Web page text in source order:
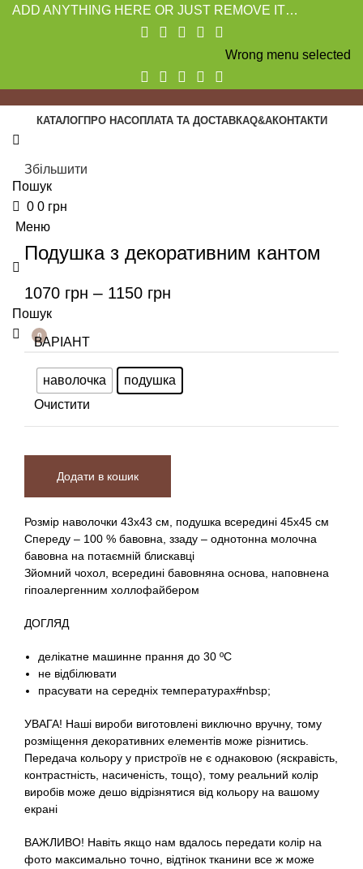
ADD ANYTHING HERE OR JUST REMOVE IT…
Wrong menu selected
КАТАЛОГПРО НАСОПЛАТА ТА ДОСТАВКАQ&AКОНТАКТИ
Пошук
0 0 грн
Меню
Пошук
0
Збільшити
Подушка з декоративним кантом
1070 грн – 1150 грн
ВАРІАНТ
наволочка
подушка
Очистити
Додати в кошик
Розмір наволочки 43х43 см, подушка всередині 45х45 см
Спереду – 100 % бавовна, ззаду – однотонна молочна
бавовна на потаємній блискавці
Зйомний чохол, всередині бавовняна основа, наповнена
гіпоалергенним холлофайбером
ДОГЛЯД
делікатне машинне прання до 30 ºC
не відбілювати
прасувати на середніх температурах#nbsp;
УВАГА! Наші вироби виготовлені виключно вручну, тому
розміщення декоративних елементів може різнитись.
Передача кольору у пристроїв не є однаковою (яскравість,
контрастність, насиченість, тощо), тому реальний колір
виробів може дешо відрізнятися від кольору на вашому
екрані
ВАЖЛИВО! Навіть якщо нам вдалось передати колір на
фото максимально точно, відтінок тканини все ж може